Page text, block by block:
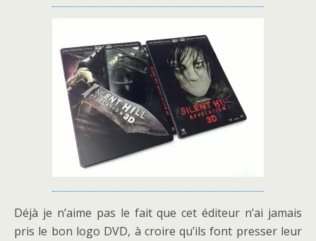
Déjà je n’aime pas le fait que cet éditeur n’ai jamais
pris le bon logo DVD, à croire qu’ils font presser leur